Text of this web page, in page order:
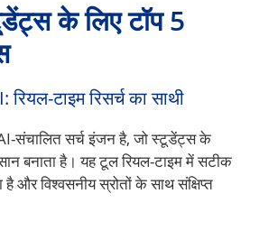
के लिए टॉप 5
टाइम रिसर्च का साथी
संचालित सर्च इंजन है, जो स्टूडेंट्स के
बनाता है। यह टूल रियल-टाइम में सटीक
है और विश्वसनीय स्रोतों के साथ संक्षिप्त